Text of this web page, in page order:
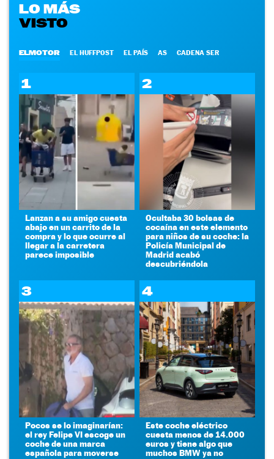
LO MÁS
VISTO
ELMOTOR EL HUFFPOST EL PAÍS AS CADENA SER
1
Lanzan a su amigo cuesta
abajo en un carrito de la
compra y lo que ocurre al
llegar a la carretera
parece imposible
2
Ocultaba 30 bolsas de
cocaína en este elemento
para niños de su coche: la
Policía Municipal de
Madrid acabó
descubriéndola
3
Pocos se lo imaginarían:
el rey Felipe VI escoge un
coche de una marca
española para moverse
4
Este coche eléctrico
cuesta menos de 14.000
euros y tiene algo que
muchos BMW ya no